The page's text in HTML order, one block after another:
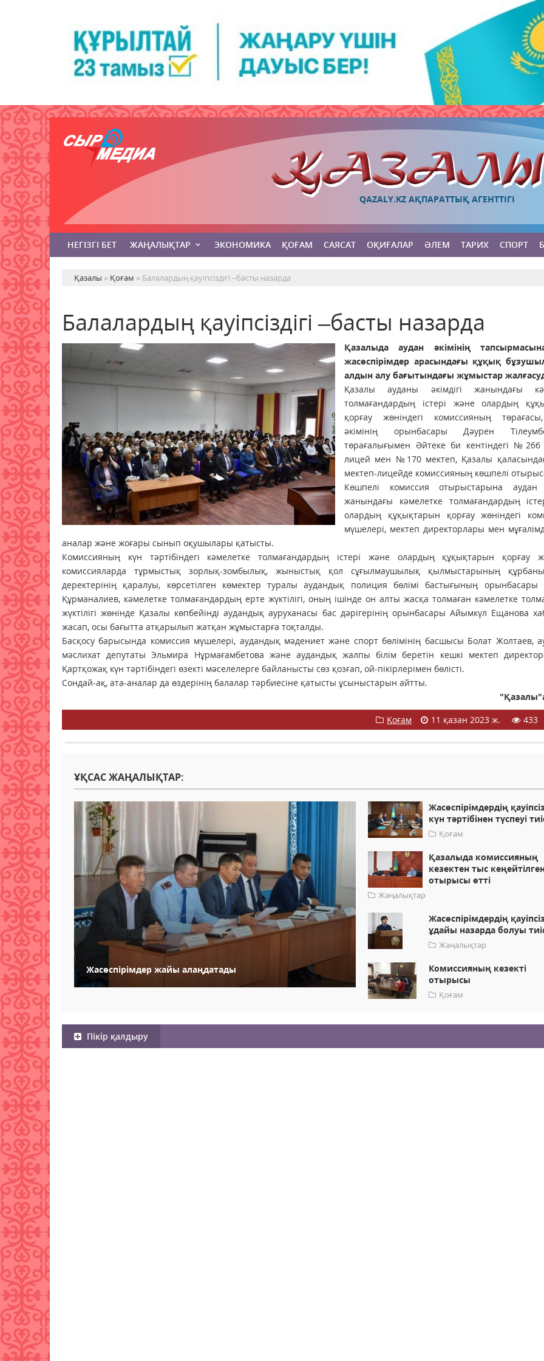
QAZALY.KZ АҚПАРАТТЫҚ АГЕНТТІГІ
НЕГІЗГІ БЕТ ЖАҢАЛЫҚТАР ЭКОНОМИКА ҚОҒАМ САЯСАТ ОҚИҒАЛАР ӘЛЕМ ТАРИХ СПОРТ
Қазалы » Қоғам » Балалардың қауіпсіздігі –басты назарда
Балалардың қауіпсіздігі –басты назарда
Қазалыда аудан әкімінің
жасөспірімдер арасындағы құқық
алдын алу бағытындағы жұмыстар
Қазалы ауданы әкімдігі жанындағы
толмағандардың істері және олардың
қорғау жөніндегі комиссияның
әкімінің орынбасары Дәурен
төрағалығымен Әйтеке би кентіндегі №266
лицей мен №170 мектеп, Қазалы
мектеп-лицейде комиссияның көшпелі
Көшпелі комиссия отырыстарына аудан
жанындағы кәмелетке толмағандардың
олардың құқықтарын қорғау жөніндегі
мүшелері, мектеп директорлары мен
аналар және жоғары сынып оқушылары қатысты.
Комиссияның күн тәртібіндегі кәмелетке толмағандардың істері және олардың құқықтарын қорғау
комиссияларда тұрмыстық зорлық-зомбылық, жыныстық қол сұғылмаушылық қылмыстарының
деректерінің қаралуы, көрсетілген көмектер туралы аудандық полиция бөлімі бастығының орынбасары
Құрманалиев, кәмелетке толмағандардың ерте жүктілігі, оның ішінде он алты жасқа толмаған кәмелетке
жүктілігі жөнінде Қазалы көпбейінді аудандық ауруханасы бас дәрігерінің орынбасары Айымкүл Ещанова
жасап, осы бағытта атқарылып жатқан жұмыстарға тоқталды.
Басқосу барысында комиссия мүшелері, аудандық мәдениет және спорт бөлімінің басшысы Болат Жолтаев,
мәслихат депутаты Эльмира Нұрмағамбетова және аудандық жалпы білім беретін кешкі мектеп
Қартқожақ күн тәртібіндегі өзекті мәселелерге байланысты сөз қозғап, ой-пікірлерімен бөлісті.
Сондай-ақ, ата-аналар да өздерінің балалар тәрбиесіне қатысты ұсыныстарын айтты.
Қоғам
11 қазан 2023 ж. 433
ҰҚСАС ЖАҢАЛЫҚТАР:
Жасөспірімдер жайы алаңдатады
Жасөспірімдердің
күн тәртібінен түспеуі
Қоғам
Қазалыда комиссияның
кезектен тыс
отырысы өтті
Жаңалықтар
Жасөспірімдердің
ұдайы назарда болуы
Жаңалықтар
Комиссияның кезекті
отырысы
Қоғам
Пікір қалдыру